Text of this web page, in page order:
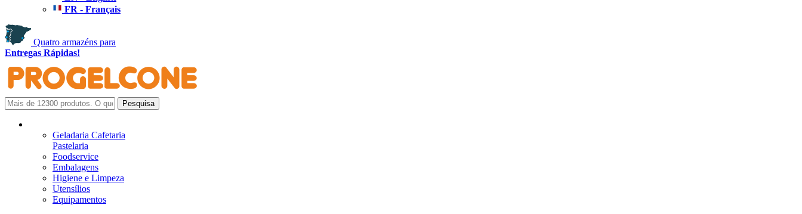
FR - Français
Quatro armazéns para
Entregas Rápidas!
Geladaria Cafetaria
Pastelaria
Foodservice
Embalagens
Higiene e Limpeza
Utensílios
Equipamentos